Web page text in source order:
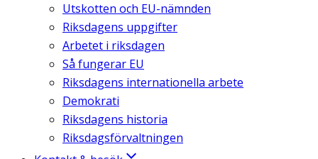
Utskotten och EU-nämnden
Riksdagens uppgifter
Arbetet i riksdagen
Så fungerar EU
Riksdagens internationella arbete
Demokrati
Riksdagens historia
Riksdagsförvaltningen